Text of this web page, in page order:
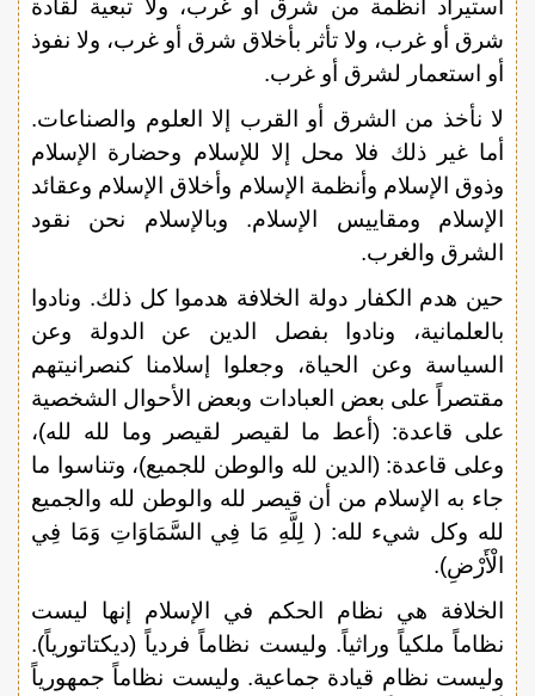
استيراد أنظمة من شرق أو غرب، ولا تبعية لقادة
شرق أو غرب، ولا تأثر بأخلاق شرق أو غرب، ولا نفوذ
أو استعمار لشرق أو غرب.
لا نأخذ من الشرق أو القرب إلا العلوم والصناعات.
أما غير ذلك فلا محل إلا للإسلام وحضارة الإسلام
وذوق الإسلام وأنظمة الإسلام وأخلاق الإسلام وعقائد
الإسلام ومقاييس الإسلام. وبالإسلام نحن نقود
الشرق والغرب.
حين هدم الكفار دولة الخلافة هدموا كل ذلك. ونادوا
بالعلمانية، ونادوا بفصل الدين عن الدولة وعن
السياسة وعن الحياة، وجعلوا إسلامنا كنصرانيتهم
مقتصراً على بعض العبادات وبعض الأحوال الشخصية
على قاعدة: (أعط ما لقيصر لقيصر وما لله لله)،
وعلى قاعدة: (الدين لله والوطن للجميع)، وتناسوا ما
جاء به الإسلام من أن قيصر لله والوطن لله والجميع
لله وكل شيء لله: ( لِلَّهِ مَا فِي السَّمَاوَاتِ وَمَا فِي
الْأَرْضِ).
الخلافة هي نظام الحكم في الإسلام إنها ليست
نظاماً ملكياً وراثياً. وليست نظاماً فردياً (ديكتاتورياً).
وليست نظام قيادة جماعية. وليست نظاماً جمهورياً